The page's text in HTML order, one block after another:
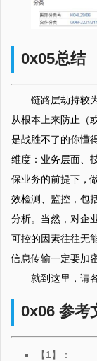
0x05总结
链路层劫持较
从根本上来防止（
是战胜不了的你懂
维度：业务层面、
保业务的前提下，
效检测、监控，包
分析。当然，对企
可控的因素往往无
信息传输一定要加
就到这里，请
0x06 参考
【1】：